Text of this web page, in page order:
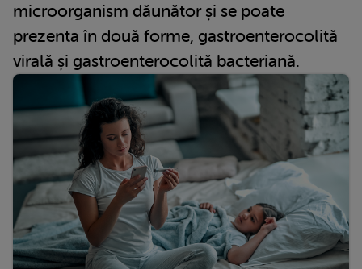
microorganism dăunător și se poate
prezenta în două forme, gastroenterocolită
virală și gastroenterocolită bacteriană.